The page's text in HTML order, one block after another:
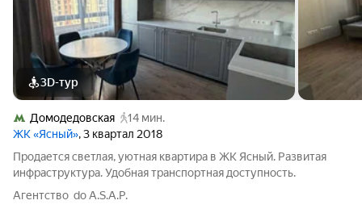
3D-тур
Домодедовская
14 мин.
ЖК «Ясный», 3 квартал 2018
Продается светлая, уютная квартира в ЖК Ясный. Развитая
инфраструктура. Удобная транспортная доступность.
Агентство do A.S.A.P.